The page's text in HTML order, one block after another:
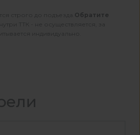
строго до подъезда. Обратите
ТТК - не осуществляется, за
индивидуально.